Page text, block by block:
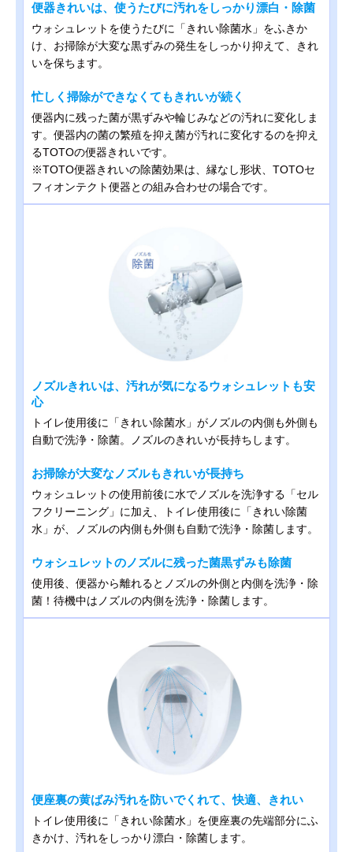
便器きれいは、使うたびに汚れをしっかり漂白・除菌
ウォシュレットを使うたびに「きれい除菌水」をふきか
け、お掃除が大変な黒ずみの発生をしっかり抑えて、きれ
いを保ちます。
忙しく掃除ができなくてもきれいが続く
便器内に残った菌が黒ずみや輪じみなどの汚れに変化しま
す。便器内の菌の繁殖を抑え菌が汚れに変化するのを抑え
るTOTOの便器きれいです。
※TOTO便器きれいの除菌効果は、縁なし形状、TOTOセ
フィオンテクト便器との組み合わせの場合です。
ノズルきれいは、汚れが気になるウォシュレットも安
心
トイレ使用後に「きれい除菌水」がノズルの内側も外側も
自動で洗浄・除菌。ノズルのきれいが長持ちします。
お掃除が大変なノズルもきれいが長持ち
ウォシュレットの使用前後に水でノズルを洗浄する「セル
フクリーニング」に加え、トイレ使用後に「きれい除菌
水」が、ノズルの内側も外側も自動で洗浄・除菌します。
ウォシュレットのノズルに残った菌黒ずみも除菌
使用後、便器から離れるとノズルの外側と内側を洗浄・除
菌！待機中はノズルの内側を洗浄・除菌します。
便座裏の黄ばみ汚れを防いでくれて、快適、きれい
トイレ使用後に「きれい除菌水」を便座裏の先端部分にふ
きかけ、汚れをしっかり漂白・除菌します。